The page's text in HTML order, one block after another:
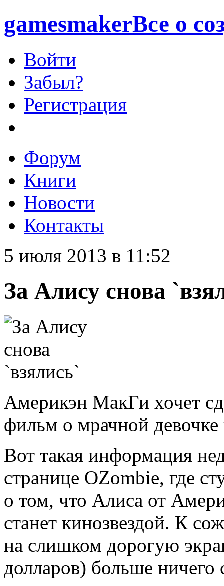
gamesmakerВсе о
Войти
Забыл?
Регистрация
Форум
Книги
Новости
Контакты
5 июля 2013 в 11:52
За Алису снова
Америкэн МакГи хочет
фильм о мрачной
Вот такая информация
странице OZombie, где
о том, что Алиса от
станет кинозвездой. К
на слишком дорогую
долларов) больше ничего